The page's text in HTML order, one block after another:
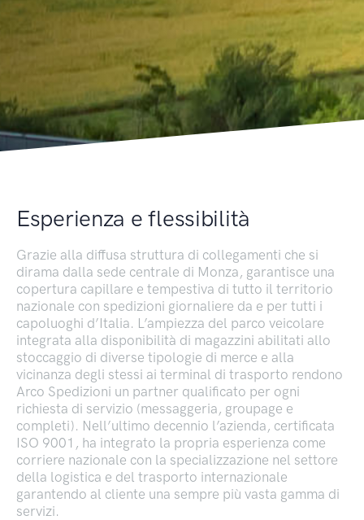
Esperienza e flessibilità
Grazie alla diffusa struttura di collegamenti che si
dirama dalla sede centrale di Monza, garantisce una
copertura capillare e tempestiva di tutto il territorio
nazionale con spedizioni giornaliere da e per tutti i
capoluoghi d’Italia. L’ampiezza del parco veicolare
integrata alla disponibilità di magazzini abilitati allo
stoccaggio di diverse tipologie di merce e alla
vicinanza degli stessi ai terminal di trasporto rendono
Arco Spedizioni un partner qualificato per ogni
richiesta di servizio (messaggeria, groupage e
completi). Nell’ultimo decennio l’azienda, certificata
ISO 9001, ha integrato la propria esperienza come
corriere nazionale con la specializzazione nel settore
della logistica e del trasporto internazionale
garantendo al cliente una sempre più vasta gamma di
servizi.